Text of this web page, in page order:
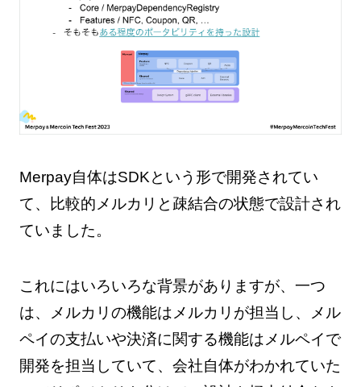
Merpay自体はSDKという形で開発されてい
て、比較的メルカリと疎結合の状態で設計され
ていました。
これにはいろいろな背景がありますが、一つ
は、メルカリの機能はメルカリが担当し、メル
ペイの支払いや決済に関する機能はメルペイで
開発を担当していて、会社自体がわかれていた